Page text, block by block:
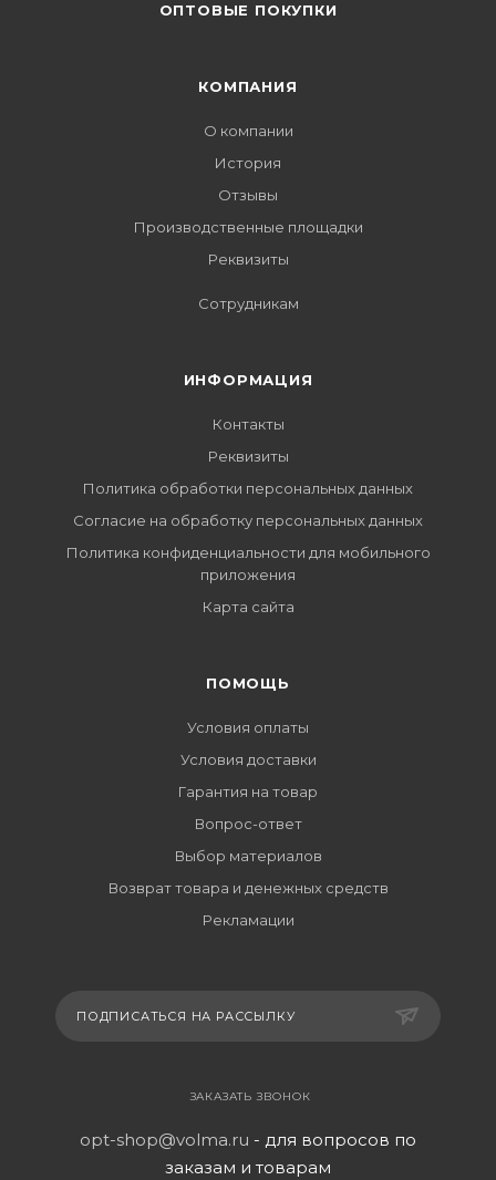
ОПТОВЫЕ ПОКУПКИ
КОМПАНИЯ
О компании
История
Отзывы
Производственные площадки
Реквизиты
Сотрудникам
ИНФОРМАЦИЯ
Контакты
Реквизиты
Политика обработки персональных данных
Согласие на обработку персональных данных
Политика конфиденциальности для мобильного
приложения
Карта сайта
ПОМОЩЬ
Условия оплаты
Условия доставки
Гарантия на товар
Вопрос-ответ
Выбор материалов
Возврат товара и денежных средств
Рекламации
ПОДПИСАТЬСЯ НА РАССЫЛКУ
ЗАКАЗАТЬ ЗВОНОК
opt-shop@volma.ru - для вопросов по
заказам и товарам